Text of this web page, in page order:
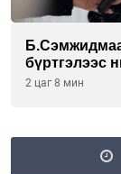
бүртгэлээс
чөлөөллөө
2 цаг 8 мин